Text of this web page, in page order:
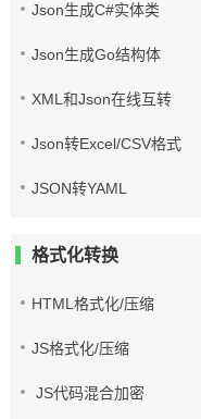
Json生成C#实体类
Json生成Go结构体
XML和Json在线互转
Json转Excel/CSV格式
JSON转YAML
格式化转换
HTML格式化/压缩
JS格式化/压缩
JS代码混合加密